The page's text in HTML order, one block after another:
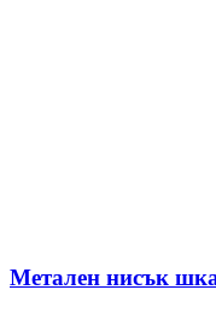
Метален нисък